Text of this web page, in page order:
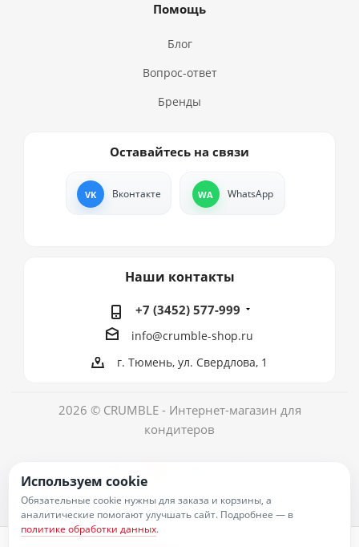
Помощь
Блог
Вопрос-ответ
Бренды
Оставайтесь на связи
Вконтакте WhatsApp
Наши контакты
+7 (3452) 577-999
info@crumble-shop.ru
г. Тюмень, ул. Свердлова, 1
2026 © CRUMBLE - Интернет-магазин для
кондитеров
Используем cookie
Обязательные cookie нужны для заказа и корзины, а
аналитические помогают улучшать сайт. Подробнее — в
политике обработки данных.